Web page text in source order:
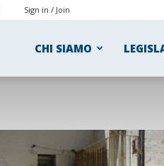
Sign in / Join
CHI SIAMO